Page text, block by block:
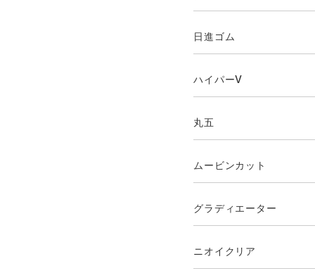
日進ゴム
ハイパーV
丸五
ムービンカット
グラディエーター
ニオイクリア